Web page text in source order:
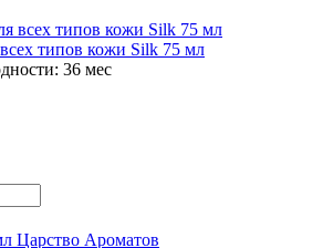
типов кожи Silk 75 мл
36 мес